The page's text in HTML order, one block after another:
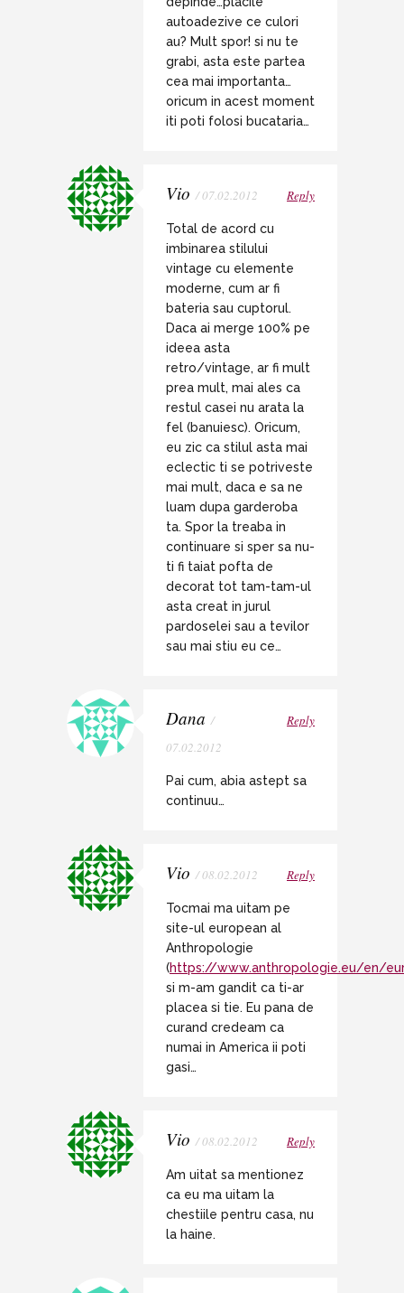
autoadezive ce culori
au? Mult spor! si nu te
grabi, asta este partea
cea mai importanta…
oricum in acest moment
iti poti folosi bucataria…
Vio / 07.02.2012 Reply
Total de acord cu
imbinarea stilului
vintage cu elemente
moderne, cum ar fi
bateria sau cuptorul.
Daca ai merge 100% pe
ideea asta
retro/vintage, ar fi mult
prea mult, mai ales ca
restul casei nu arata la
fel (banuiesc). Oricum,
eu zic ca stilul asta mai
eclectic ti se potriveste
mai mult, daca e sa ne
luam dupa garderoba
ta. Spor la treaba in
continuare si sper sa nu-
ti fi taiat pofta de
decorat tot tam-tam-ul
asta creat in jurul
pardoselei sau a tevilor
sau mai stiu eu ce…
Dana /
07.02.2012
Reply
Pai cum, abia astept sa
continuu…
Vio / 08.02.2012 Reply
Tocmai ma uitam pe
site-ul european al
Anthropologie
(https://www.anthropologie.eu/en/
si m-am gandit ca ti-ar
placea si tie. Eu pana de
curand credeam ca
numai in America ii poti
gasi…
Vio / 08.02.2012 Reply
Am uitat sa mentionez
ca eu ma uitam la
chestiile pentru casa, nu
la haine.